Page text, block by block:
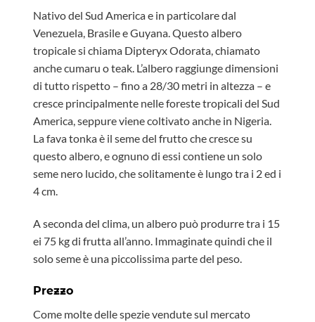
Nativo del Sud America e in particolare dal
Venezuela, Brasile e Guyana. Questo albero
tropicale si chiama Dipteryx Odorata, chiamato
anche cumaru o teak. L’albero raggiunge dimensioni
di tutto rispetto – fino a 28/30 metri in altezza – e
cresce principalmente nelle foreste tropicali del Sud
America, seppure viene coltivato anche in Nigeria.
La fava tonka è il seme del frutto che cresce su
questo albero, e ognuno di essi contiene un solo
seme nero lucido, che solitamente è lungo tra i 2 ed i
4 cm.
A seconda del clima, un albero può produrre tra i 15
ei 75 kg di frutta all’anno. Immaginate quindi che il
solo seme è una piccolissima parte del peso.
Prezzo
Come molte delle spezie vendute sul mercato